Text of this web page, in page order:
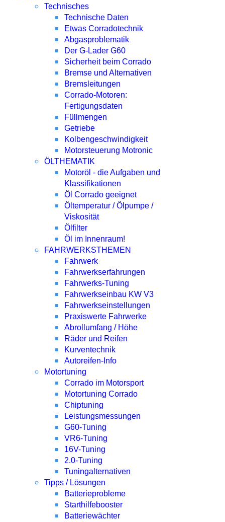
Technisches
Technische Daten
Etwas Corradotechnik
Abgasproblematik
Der G-Lader G60
Sicherheit beim Corrado
Bremse und Alternativen
Bremsleitungen
Corrado-Motoren:
Fertigungsdaten
Füllmengen
Getriebe
Kolbengeschwindigkeit
Motorsteuerung Motronic
ÖLTHEMATIK
Motoröl - die Aufgaben und
Klassifikationen
Öl Corrado geeignet
Öltemperatur / Ölpumpe /
Viskosität
Ölfilter
Öl im Innenraum!
FAHRWERKSTHEMEN
Fahrwerk
Fahrwerkserfahrungen
Fahrwerks-Tuning
Fahrwerkseinbau KW V3
Fahrwerkseinstellungen
Praxiswerte Fahrwerke
Abrollumfang / Höhe
Räder und Reifen
Kurventechnik
Autoreifen-Info
Motortuning
Corrado im Motorsport
Motortuning Corrado
Chiptuning
Leistungsmessungen
G60-Tuning
VR6-Tuning
16V-Tuning
2.0-Tuning
Tuningalternativen
Tipps / Lösungen
Batterieprobleme
Starthilfebooster
Batteriewächter